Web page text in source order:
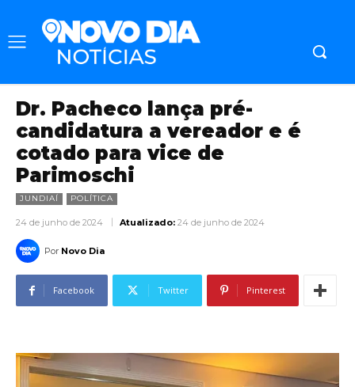
Dr. Pacheco lança pré-
candidatura a vereador e é
cotado para vice de
Parimoschi
JUNDIAÍ POLÍTICA
24 de junho de 2024 Atualizado: 24 de junho de 2024
Por Novo Dia
Facebook Twitter Pinterest